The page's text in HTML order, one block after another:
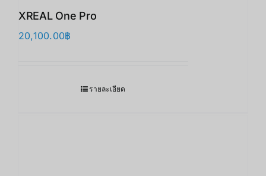
XREAL One Pro
20,100.00฿
รายละเอียด